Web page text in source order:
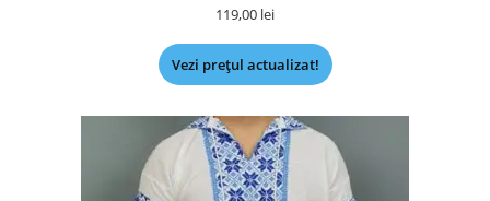
119,00 lei
Vezi prețul actualizat!